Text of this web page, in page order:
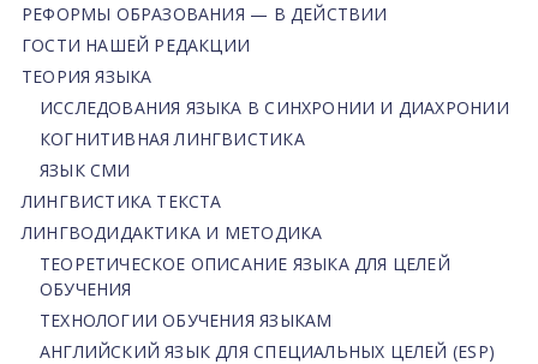
РЕФОРМЫ ОБРАЗОВАНИЯ — В ДЕЙСТВИИ
ГОСТИ НАШЕЙ РЕДАКЦИИ
ТЕОРИЯ ЯЗЫКА
ИССЛЕДОВАНИЯ ЯЗЫКА В СИНХРОНИИ И ДИАХРОНИИ
КОГНИТИВНАЯ ЛИНГВИСТИКА
ЯЗЫК СМИ
ЛИНГВИСТИКА ТЕКСТА
ЛИНГВОДИДАКТИКА И МЕТОДИКА
ТЕОРЕТИЧЕСКОЕ ОПИСАНИЕ ЯЗЫКА ДЛЯ ЦЕЛЕЙ
ОБУЧЕНИЯ
ТЕХНОЛОГИИ ОБУЧЕНИЯ ЯЗЫКАМ
АНГЛИЙСКИЙ ЯЗЫК ДЛЯ СПЕЦИАЛЬНЫХ ЦЕЛЕЙ (ESP)